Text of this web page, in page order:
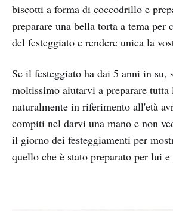
biscotti a forma di coccodrillo e
preparare una bella torta a tema
del festeggiato e rendere unica la
Se il festeggiato ha dai 5 anni in su,
moltissimo aiutarvi a preparare tutta
naturalmente in riferimento all'età
compiti nel darvi una mano e non
il giorno dei festeggiamenti per
quello che è stato preparato per lui